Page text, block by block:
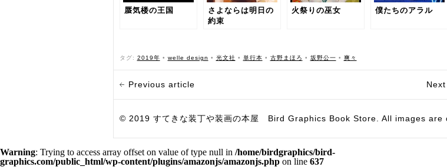
蜃気楼の王国
さよならは明日の
約束
火祭りの巫女 僕たちのアラル
タグ: 2019年 • welle design • 光文社 • 単行本 • 古野まほろ • 坂野公一 • 爽々
Previous article
© 2019 すてきな装丁や装画の本屋 Bird Graphics Book Store. All images
Warning: Trying to access array offset on value of type null in /home/birdgraphics/bird-
graphics.com/public_html/wp-content/plugins/amazonjs/amazonjs.php on line 637